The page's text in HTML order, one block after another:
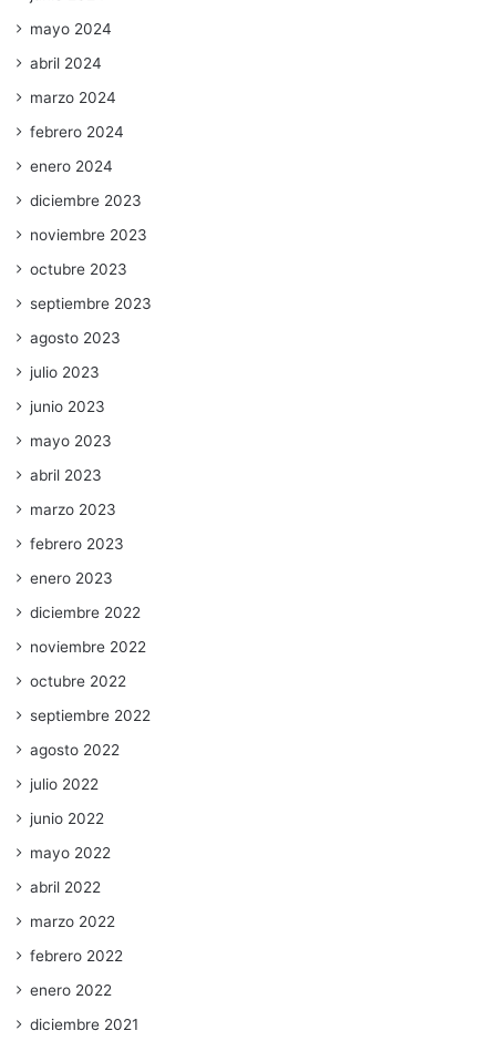
mayo 2024
abril 2024
marzo 2024
febrero 2024
enero 2024
diciembre 2023
noviembre 2023
octubre 2023
septiembre 2023
agosto 2023
julio 2023
junio 2023
mayo 2023
abril 2023
marzo 2023
febrero 2023
enero 2023
diciembre 2022
noviembre 2022
octubre 2022
septiembre 2022
agosto 2022
julio 2022
junio 2022
mayo 2022
abril 2022
marzo 2022
febrero 2022
enero 2022
diciembre 2021